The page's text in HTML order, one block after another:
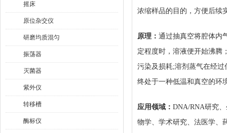
摇床
原位杂交仪
研磨均质混匀
振荡器
灭菌器
紫外仪
转移槽
酶标仪
浓缩样品的目的，方便后续
原理： 通过抽真空将腔体内
定程度时，溶液便开始沸腾
污染及损耗;溶剂蒸气在经
终处于一种低温和真空的环
应用领域： DNA/RNA研究
物学、学术研究、法医学、